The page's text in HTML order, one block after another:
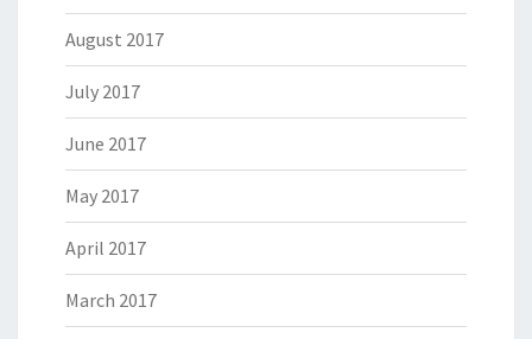
August 2017
July 2017
June 2017
May 2017
April 2017
March 2017